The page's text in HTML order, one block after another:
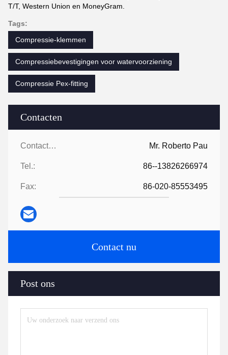
Contacten
Contacten: Mr. Roberto Pau
Tel.: 86--13826266974
Fax: 86-020-85553495
Contact nu
Post ons
T/T, Western Union en MoneyGram.
Tags:
Compressie-klemmen
Compressiebevestigingen voor watervoorziening
Compressie Pex-fitting